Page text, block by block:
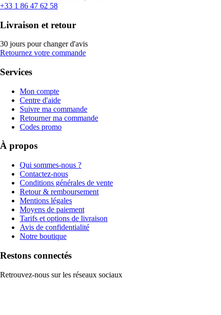
+33 1 86 47 62 58
Livraison et retour
30 jours pour changer d'avis
Retournez votre commande
Services
Mon compte
Centre d'aide
Suivre ma commande
Retourner ma commande
Codes promo
À propos
Qui sommes-nous ?
Contactez-nous
Conditions générales de vente
Retour & remboursement
Mentions légales
Moyens de paiement
Tarifs et options de livraison
Avis de confidentialité
Notre boutique
Restons connectés
Retrouvez-nous sur les réseaux sociaux